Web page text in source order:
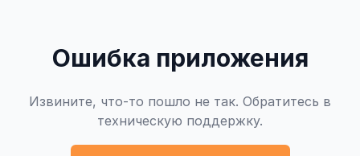
Ошибка приложения
Извините, что-то пошло не так. Обратитесь в
техническую поддержку.